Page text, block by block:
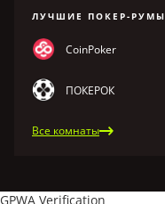
ЛУЧШИЕ ПОКЕР-РУМЫ
CoinPoker
ПОКЕРОК
Все комнаты
GPWA Verification